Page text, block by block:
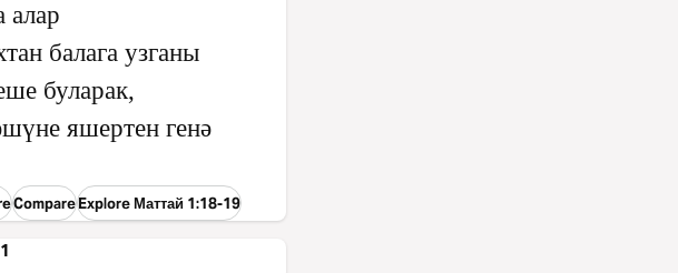
алар
балага узганы
буларак,
яшертен генә
CompareExplore Маттай 1:18-19